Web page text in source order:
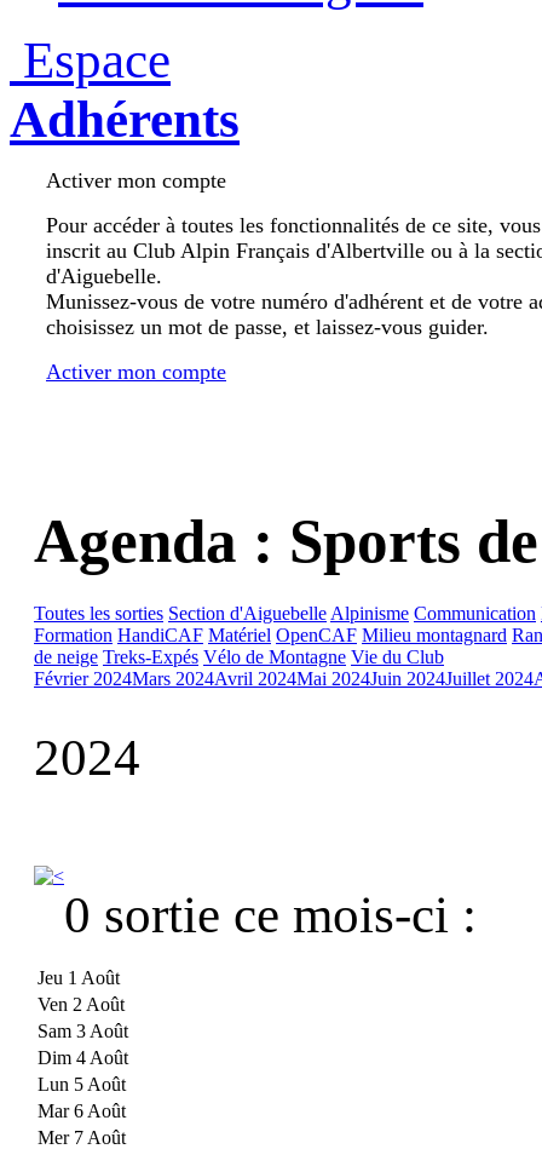
Espace
Adhérents
Activer mon compte
Pour accéder à toutes les fonctionnalités de ce site,
inscrit au Club Alpin Français d'Albertville ou à la
d'Aiguebelle.
Munissez-vous de votre numéro d'adhérent et de votre
choisissez un mot de passe, et laissez-vous guider.
Activer mon compte
Agenda : Sports
Toutes les sorties Section d'Aiguebelle Alpinisme Communication
Formation HandiCAF Matériel OpenCAF Milieu montagnard
de neige Treks-Expés Vélo de Montagne Vie du Club
Février 2024Mars 2024Avril 2024Mai 2024Juin 2024Juillet 2024
2024
0 sortie ce mois-ci :
Jeu 1 Août
Ven 2 Août
Sam 3 Août
Dim 4 Août
Lun 5 Août
Mar 6 Août
Mer 7 Août